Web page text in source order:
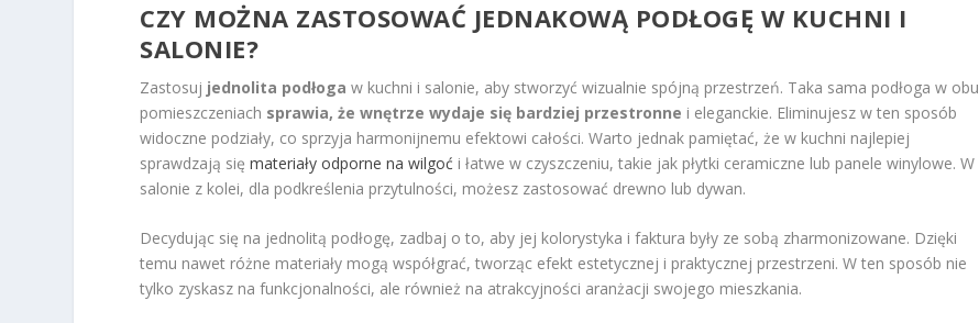
CZY MOŻNA ZASTOSOWAĆ JEDNAKOWĄ PODŁOGĘ W KUCHNI I
SALONIE?
Zastosuj jednolita podłoga w kuchni i salonie, aby stworzyć wizualnie spójną przestrzeń. Taka sama podłoga w obu
pomieszczeniach sprawia, że wnętrze wydaje się bardziej przestronne i eleganckie. Eliminujesz w ten sposób
widoczne podziały, co sprzyja harmonijnemu efektowi całości. Warto jednak pamiętać, że w kuchni najlepiej
sprawdzają sięmateriały odporne na wilgoć i łatwe w czyszczeniu, takie jak płytki ceramiczne lub panele winylowe. W
salonie z kolei, dla podkreślenia przytulności, możesz zastosować drewno lub dywan.
Decydując się na jednolitą podłogę, zadbaj o to, aby jej kolorystyka i faktura były ze sobą zharmonizowane. Dzięki
temu nawet różne materiały mogą współgrać, tworząc efekt estetycznej i praktycznej przestrzeni. W ten sposób nie
tylko zyskasz na funkcjonalności, ale również na atrakcyjności aranżacji swojego mieszkania.